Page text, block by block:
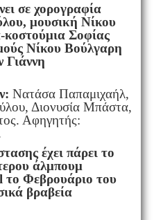
σε χορογραφία
μουσική Νίκου
κοστούμια Σοφίας
Νίκου Βούλγαρη
Γιάννη
Νατάσα Παπαμιχαήλ,
Διονυσία Μπάστα,
Αφηγητής:
έχει πάρει το
άλμπουμ
το Φεβρουάριο του
βραβεία